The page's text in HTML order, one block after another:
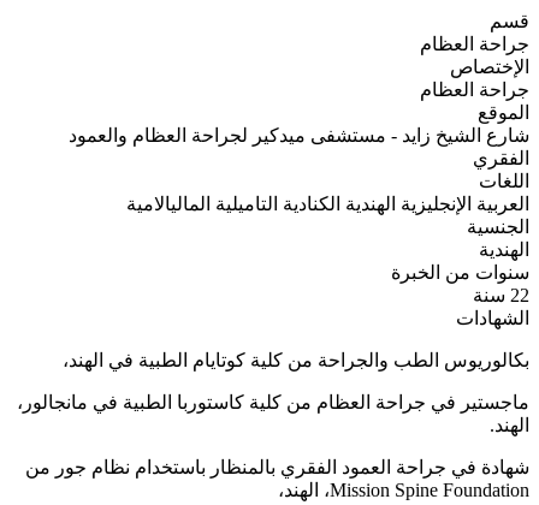
قسم
جراحة العظام
الإختصاص
جراحة العظام
الموقع
شارع الشيخ زايد - مستشفى ميدكير لجراحة العظام والعمود
الفقري
اللغات
العربية الإنجليزية الهندية الكنادية التاميلية الماليالامية
الجنسية
الهندية
سنوات من الخبرة
22 سنة
الشهادات
بكالوريوس الطب والجراحة من كلية كوتايام الطبية في الهند،
ماجستير في جراحة العظام من كلية كاستوربا الطبية في مانجالور،
الهند.
شهادة في جراحة العمود الفقري بالمنظار باستخدام نظام جور من
Mission Spine Foundation، الهند،